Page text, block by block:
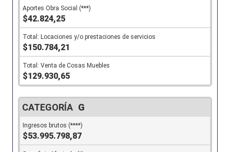
$42.824,25
$150.784,21
$129.930,65
G
$53.995.798,87